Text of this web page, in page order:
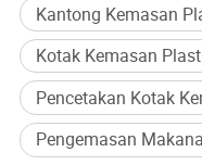
Kantong Kemasan
Kotak Kemasan
Pencetakan Kotak
Pengemasan